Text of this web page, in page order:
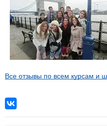
Все отзывы по всем курсам и